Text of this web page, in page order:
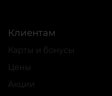
Клиентам
Карты и бонусы
Цены
Акции